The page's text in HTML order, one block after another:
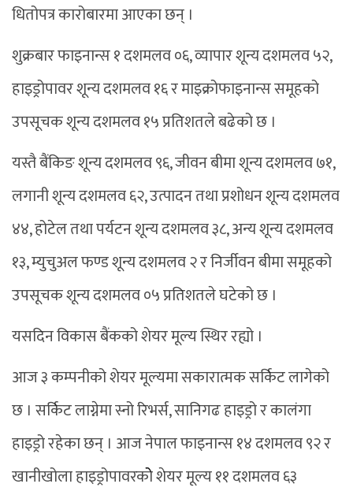
धितोपत्र कारोबारमा आएका छन् ।
शुक्रबार फाइनान्स १ दशमलव ०६, व्यापार शून्य दशमलव ५२,
हाइड्रोपावर शून्य दशमलव १६ र माइक्रोफाइनान्स समूहको
उपसूचक शून्य दशमलव १५ प्रतिशतले बढेको छ ।
यस्तै बैंकिङ शून्य दशमलव ९६, जीवन बीमा शून्य दशमलव ७१,
लगानी शून्य दशमलव ६२, उत्पादन तथा प्रशोधन शून्य दशमलव
४४, होटेल तथा पर्यटन शून्य दशमलव ३८, अन्य शून्य दशमलव
१३, म्युचुअल फण्ड शून्य दशमलव २ र निर्जीवन बीमा समूहको
उपसूचक शून्य दशमलव ०५ प्रतिशतले घटेको छ ।
यसदिन विकास बैंकको शेयर मूल्य स्थिर रह्यो ।
आज ३ कम्पनीको शेयर मूल्यमा सकारात्मक सर्किट लागेको
छ । सर्किट लाग्नेमा स्नो रिभर्स, सानिगढ हाइड्रो र कालंगा
हाइड्रो रहेका छन् । आज नेपाल फाइनान्स १४ दशमलव ९२ र
खानीखोला हाइड्रोपावरकोे शेयर मूल्य ११ दशमलव ६३